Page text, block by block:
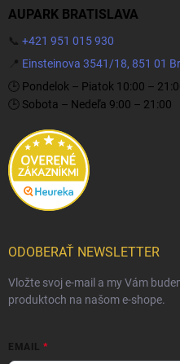
AUPARK BRATISLAVA
📞 +421 951 015 930
📍 Einsteinova 3541/18, 851 01
🕒 Pondelok – Piatok 10:00 –
🕒 Sobota – Nedeľa 9:00 – 21:00
ODOBERAŤ NEWSLETTER
Vložte svoj e-mail a my Vám
produktoch na našom e-shope.
EMAIL